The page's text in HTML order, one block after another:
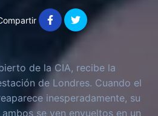
de la CIA, recibe la
de Londres. Cuando el
inesperadamente, su
se ven envueltos en un